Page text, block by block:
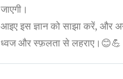
जाएगी।
आइए इस ज्ञान को साझा करें, और
ध्वज और स्फ़लता से लहराए।😊💪